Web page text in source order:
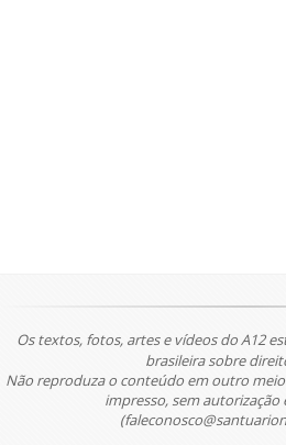
Os textos, fotos, artes e vídeos do A12
brasileira sobre
Não reproduza o conteúdo em outro
impresso, sem autorização